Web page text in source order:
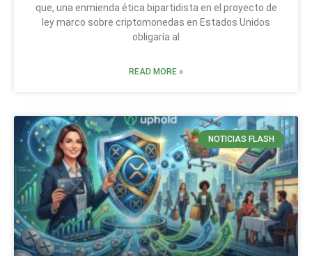
que, una enmienda ética bipartidista en el proyecto de
ley marco sobre criptomonedas en Estados Unidos
obligaría al
READ MORE »
NOTICIAS FLASH